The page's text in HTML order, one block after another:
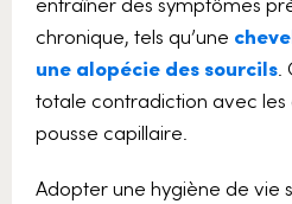
chronique, tels qu’une
une alopécie des sourcils.
totale contradiction avec les
pousse capillaire.
Adopter une hygiène de vie